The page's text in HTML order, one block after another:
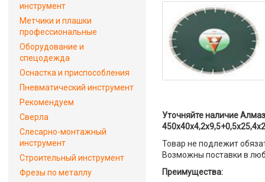
Уточняйте наличие
Товар не подлежит
Возможны поставки в
Преимущества:
инструмент
Метчики и плашки
профессиональные
Оборудование и
спецодежда
Оснастка и приспособления
Пневматический инструмент
Рекомендуем
Сверла
Слесарно-монтажный
инструмент
Строительный инструмент
Фрезы по металлу